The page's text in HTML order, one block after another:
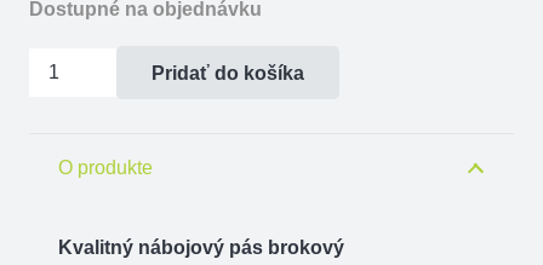
Dostupné na objednávku
množstvo
brokový
Pridať do košíka
O produkte
Kvalitný nábojový pás brokový